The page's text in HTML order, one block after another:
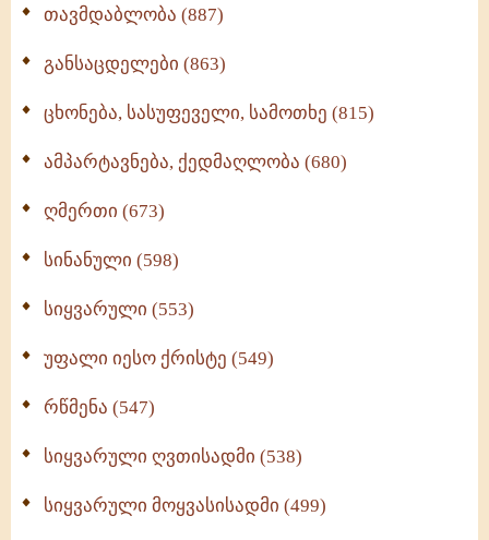
თავმდაბლობა (887)
განსაცდელები (863)
ცხონება, სასუფეველი, სამოთხე (815)
ამპარტავნება, ქედმაღლობა (680)
ღმერთი (673)
სინანული (598)
სიყვარული (553)
უფალი იესო ქრისტე (549)
რწმენა (547)
სიყვარული ღვთისადმი (538)
სიყვარული მოყვასისადმი (499)